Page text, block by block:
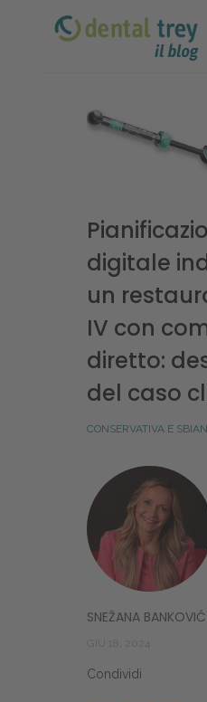
digitale
un
IV con
diretto:
del caso
CONSERVATIVA E
SNEŽANA BANKOVIĆ
Condividi